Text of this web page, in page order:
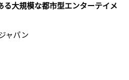
る大規模な都市型エンターテイメ
ャパン